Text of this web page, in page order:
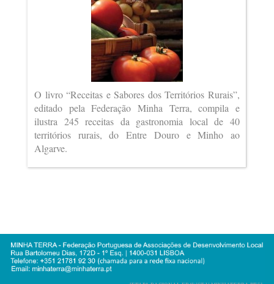
O livro “Receitas e Sabores dos Territórios Rurais”,
editado pela Federação Minha Terra, compila e
ilustra 245 receitas da gastronomia local de 40
territórios rurais, do Entre Douro e Minho ao
Algarve.